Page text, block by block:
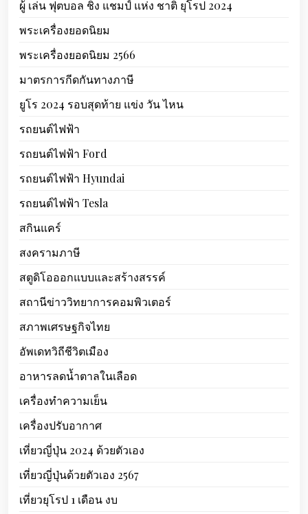
ผู้ เล่น ฟุตบอล ชิง แชมป์ แห่ง ชาติ ยุโรป 2024
พระเครื่องยอดนิยม
พระเครื่องยอดนิยม 2566
มาตรการกีดกันทางภาษี
ยูโร 2024 รอบสุดท้าย แข่ง วัน ไหน
รถยนต์ไฟฟ้า
รถยนต์ไฟฟ้า Ford
รถยนต์ไฟฟ้า Hyundai
รถยนต์ไฟฟ้า Tesla
สกินแคร์
สงครามภาษี
สตูดิโอออกแบบและสร้างสรรค์
สถานีข่าววิทยาการคอมพิวเตอร์
สภาพเศรษฐกิจไทย
อัพเดทวิถีชีวิตเมือง
อาหารลดน้ำตาลในเลือด
เครื่องทำความเย็น
เครื่องปรับอากาศ
เที่ยวญี่ปุ่น 2024 ด้วยตัวเอง
เที่ยวญี่ปุ่นด้วยตัวเอง 2567
เที่ยวยุโรป 1 เดือน งบ